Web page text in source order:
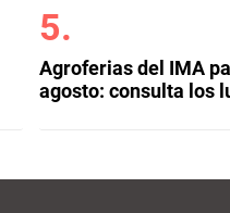
Agroferias del IMA
agosto: consulta los